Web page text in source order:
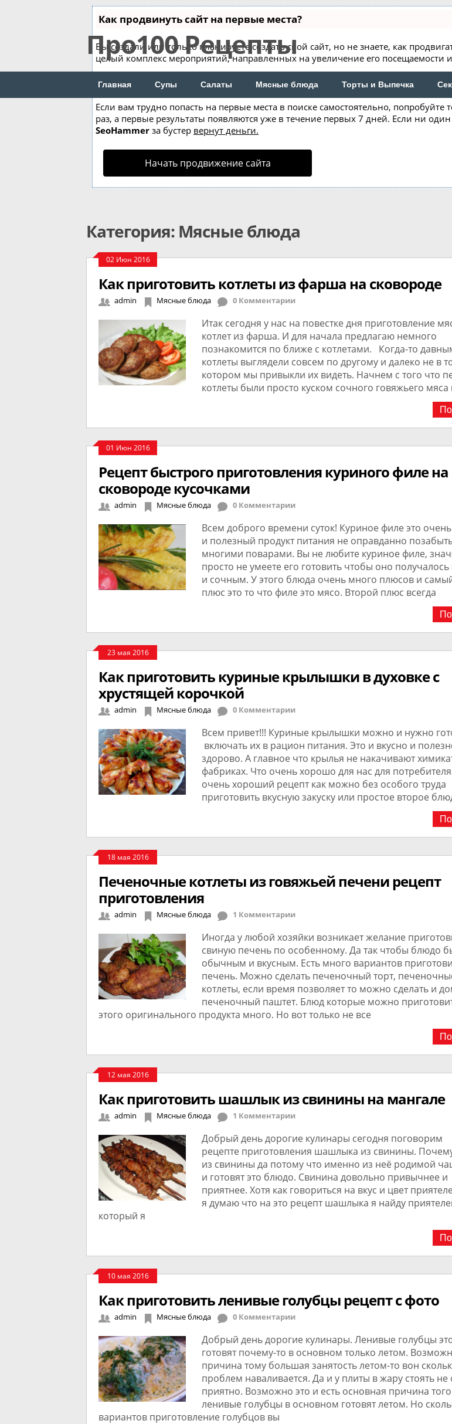
Про100 Рецепты
Главная Супы Салаты Мясные блюда Торты и Выпечка
Как продвинуть сайт на первые места?
Вы создали или только планируете создать свой сайт, но не знаете, как
целый комплекс мероприятий, направленных на увеличение его посещаемости
Ускорение продвижения
Если вам трудно попасть на первые места в поиске самостоятельно, попробуйте
раз, а первые результаты появляются уже в течение первых 7 дней. Если ни
SeoHammer за бустер вернут деньги.
Начать продвижение сайта
Категория: Мясные блюда
02 Июн 2016
Как приготовить котлеты из фарша на сковороде
admin Мясные блюда 0 Комментарии
Итак сегодня у нас на повестке дня приготовление
котлет из фарша. И для начала предлагаю немного
познакомится по ближе с котлетами. Когда-то
котлеты выглядели совсем по другому и далеко не в
котором мы привыкли их видеть. Начнем с того что
котлеты были просто куском сочного говяжьего мяса
01 Июн 2016
Рецепт быстрого приготовления куриного филе на
сковороде кусочками
admin Мясные блюда 0 Комментарии
Всем доброго времени суток! Куриное филе это
и полезный продукт питания не оправданно
многими поварами. Вы не любите куриное филе,
просто не умеете его готовить чтобы оно
и сочным. У этого блюда очень много плюсов и
плюс это то что филе это мясо. Второй плюс всегда
23 мая 2016
Как приготовить куриные крылышки в духовке с
хрустящей корочкой
admin Мясные блюда 0 Комментарии
Всем привет!!! Куриные крылышки можно и нужно
включать их в рацион питания. Это и вкусно и
здорово. А главное что крылья не накачивают
фабриках. Что очень хорошо для нас для
очень хороший рецепт как можно без особого труда
приготовить вкусную закуску или простое второе
18 мая 2016
Печеночные котлеты из говяжьей печени рецепт
приготовления
admin Мясные блюда 1 Комментарии
Иногда у любой хозяйки возникает желание
свиную печень по особенному. Да так чтобы блюдо
обычным и вкусным. Есть много вариантов
печень. Можно сделать печеночный торт,
котлеты, если время позволяет то можно сделать и
печеночный паштет. Блюд которые можно
этого оригинального продукта много. Но вот только не все
12 мая 2016
Как приготовить шашлык из свинины на мангале
admin Мясные блюда 1 Комментарии
Добрый день дорогие кулинары сегодня поговорим
рецепте приготовления шашлыка из свинины.
из свинины да потому что именно из неё родимой
и готовят это блюдо. Свинина довольно привычнее и
приятнее. Хотя как говориться на вкус и цвет
я думаю что на это рецепт шашлыка я найду
который я
10 мая 2016
Как приготовить ленивые голубцы рецепт с фото
admin Мясные блюда 0 Комментарии
Добрый день дорогие кулинары. Ленивые голубцы
готовят почему-то в основном только летом.
причина тому большая занятость летом-то вон
проблем наваливается. Да и у плиты в жару стоять не
приятно. Возможно это и есть основная причина
ленивые голубцы в основном готовят летом. Но
вариантов приготовление голубцов вы